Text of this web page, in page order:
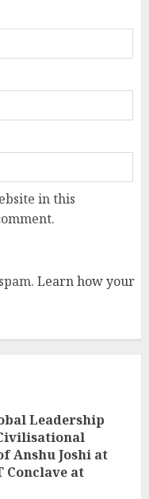
in this
Learn how your
Leadership
Anshu Joshi at
Conclave at